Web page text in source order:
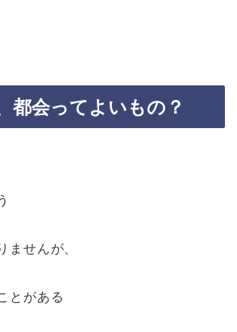
都会ってよいもの？
ませんが、
とがある